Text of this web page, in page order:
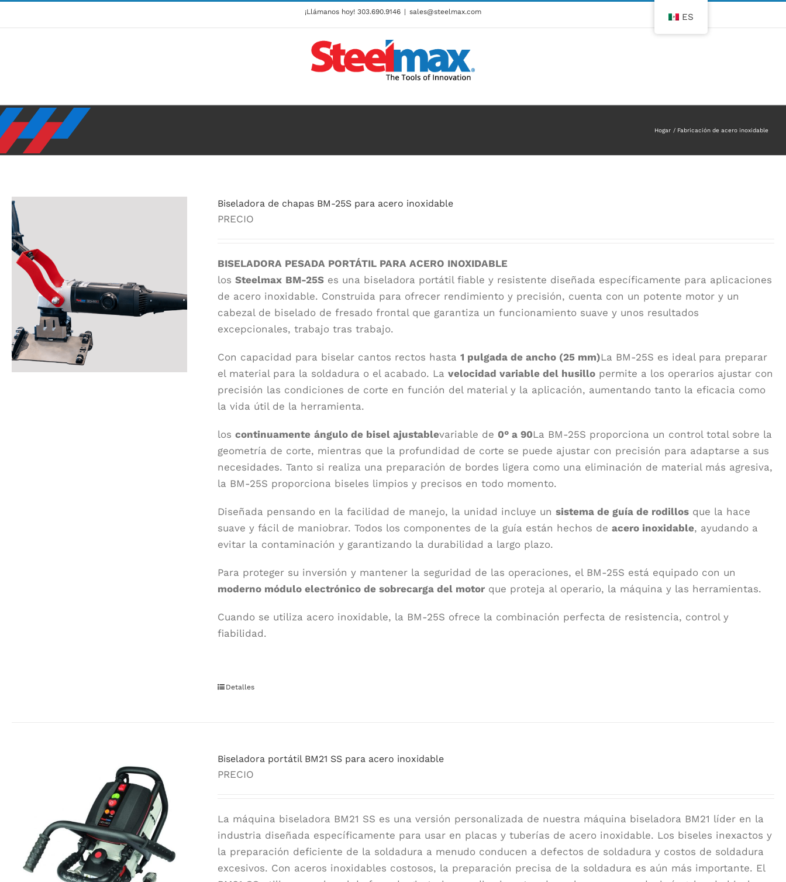
¡Llámanos hoy! 303.690.9146 | sales@steelmax.com
Hogar Fabricación de acero inoxidable
Biseladora de chapas BM-25S para acero inoxidable
PRECIO
BISELADORA PESADA PORTÁTIL PARA ACERO INOXIDABLE
losSteelmax BM-25S es una biseladora portátil fiable y resistente diseñada específicamente para aplicaciones
de acero inoxidable. Construida para ofrecer rendimiento y precisión, cuenta con un potente motor y un
cabezal de biselado de fresado frontal que garantiza un funcionamiento suave y unos resultados
excepcionales, trabajo tras trabajo.
Con capacidad para biselar cantos rectos hasta1 pulgada de ancho (25 mm)La BM-25S es ideal para preparar
el material para la soldadura o el acabado. Lavelocidad variable del husillo permite a los operarios ajustar con
precisión las condiciones de corte en función del material y la aplicación, aumentando tanto la eficacia como
la vida útil de la herramienta.
loscontinuamente ángulo de bisel ajustablevariable de0° a 90La BM-25S proporciona un control total sobre la
geometría de corte, mientras que la profundidad de corte se puede ajustar con precisión para adaptarse a sus
necesidades. Tanto si realiza una preparación de bordes ligera como una eliminación de material más agresiva,
la BM-25S proporciona biseles limpios y precisos en todo momento.
Diseñada pensando en la facilidad de manejo, la unidad incluye unsistema de guía de rodillos que la hace
suave y fácil de maniobrar. Todos los componentes de la guía están hechos deacero inoxidable, ayudando a
evitar la contaminación y garantizando la durabilidad a largo plazo.
Para proteger su inversión y mantener la seguridad de las operaciones, el BM-25S está equipado con un
moderno módulo electrónico de sobrecarga del motor que proteja al operario, la máquina y las herramientas.
Cuando se utiliza acero inoxidable, la BM-25S ofrece la combinación perfecta de resistencia, control y
fiabilidad.
Detalles
Biseladora portátil BM21 SS para acero inoxidable
PRECIO
La máquina biseladora BM21 SS es una versión personalizada de nuestra máquina biseladora BM21 líder en la
industria diseñada específicamente para usar en placas y tuberías de acero inoxidable. Los biseles inexactos y
la preparación deficiente de la soldadura a menudo conducen a defectos de soldadura y costos de soldadura
excesivos. Con aceros inoxidables costosos, la preparación precisa de la soldadura es aún más importante. El
ES